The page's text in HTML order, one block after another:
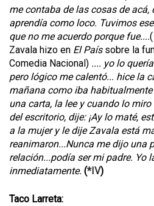
me contaba de las cosas de acá,
aprendía como loco. Tuvimos
que no me acuerdo porque fue....
Zavala hizo en El País sobre la
Comedia Nacional) .... yo lo
pero lógico me calentó... hice la
mañana como iba
una carta, la lee y cuando lo
del escritorio, dije: ¡Ay lo maté,
a la mujer y le dije Zavala está
reanimaron...Nunca me dijo una
relación...podía ser mi padre. Yo
inmediatamente. (*IV)
Taco Larreta: